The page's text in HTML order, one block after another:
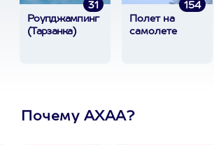
31
Роупджампинг
(Тарзанка)
154
Полет на
самолете
Почему АХАА?